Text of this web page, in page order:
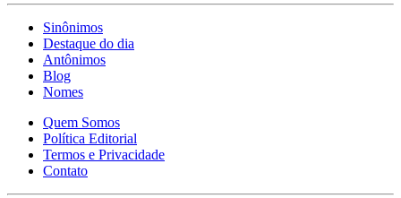
Sinônimos
Destaque do dia
Antônimos
Blog
Nomes
Quem Somos
Política Editorial
Termos e Privacidade
Contato